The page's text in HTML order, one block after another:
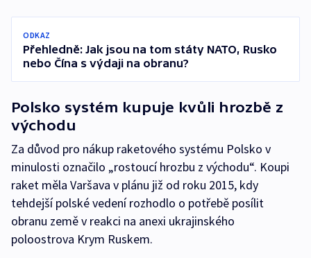
ODKAZ
Přehledně: Jak jsou na tom státy NATO, Rusko
nebo Čína s výdaji na obranu?
Polsko systém kupuje kvůli hrozbě z
východu
Za důvod pro nákup raketového systému Polsko v
minulosti označilo „rostoucí hrozbu z východu“. Koupi
raket měla Varšava v plánu již od roku 2015, kdy
tehdejší polské vedení rozhodlo o potřebě posílit
obranu země v reakci na anexi ukrajinského
poloostrova Krym Ruskem.